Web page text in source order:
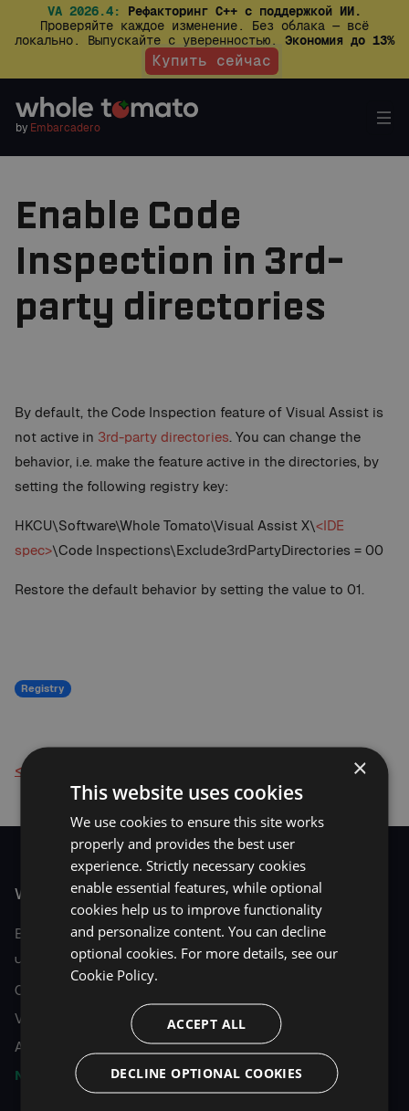
VA 2026.4:
Рефакторинг C++ с поддержкой ИИ.
Проверяйте каждое изменение. Без облака — всё
локально. Выпускайте с уверенностью. Экономия до 13%
Купить сейчас
by Embarcadero
Enable Code
Inspection in 3rd-
party directories
By default, the Code Inspection feature of Visual Assist is
not active in 3rd-party directories. You can change the
behavior, i.e. make the feature active in the directories, by
setting the following registry key:
HKCU\Software\Whole Tomato\Visual Assist X\<IDE
spec>\Code Inspections\Exclude3rdPartyDirectories = 00
Restore the default behavior by setting the value to 01.
Registry
< Back to Knowledge Base
VISUAL ASSIST
Возможности
Что нового
Сравнение VA и ReSharper C++
Visual Assist для Unreal Engine
Академические лицензии
NEW
VA Intelligence
×
This website uses cookies
We use cookies to ensure this site works
properly and provides the best user
experience. Strictly necessary cookies
enable essential features, while optional
cookies help us to improve functionality
and personalize content. You can decline
optional cookies. For more details, see our
Cookie Policy.
ACCEPT ALL
DECLINE OPTIONAL COOKIES